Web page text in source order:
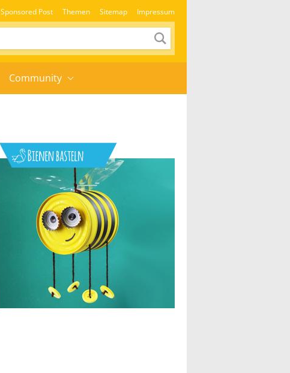
Sponsored Post Themen Sitemap Impressum
Community